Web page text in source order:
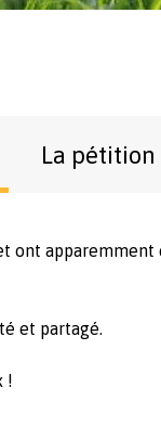
La pétition
ont
et partagé.
!